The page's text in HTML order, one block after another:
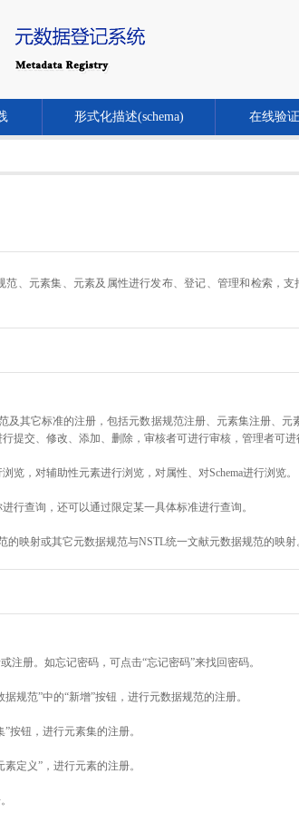
形式化描述(schema) 在线验证
范、元素集、元素及属性进行发布、登记、管理和检索
及其它标准的注册，包括元数据规范注册、元素集注册、
提交、修改、添加、删除，审核者可进行审核，管理者可进
览，对辅助性元素进行浏览，对属性、对Schema进行浏览。
行查询，还可以通过限定某一具体标准进行查询。
映射或其它元数据规范与NSTL统一文献元数据规范的映射
注册。如忘记密码，可点击“忘记密码”来找回密码。
规范”中的“新增”按钮，进行元数据规范的注册。
按钮，进行元素集的注册。
定义”，进行元素的注册。